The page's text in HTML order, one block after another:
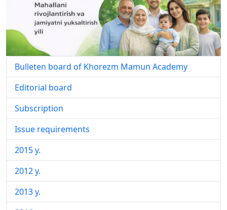
Bulleten board of Khorezm Mamun Academy
Editorial board
Subscription
Issue requirements
2015 y.
2012 y.
2013 y.